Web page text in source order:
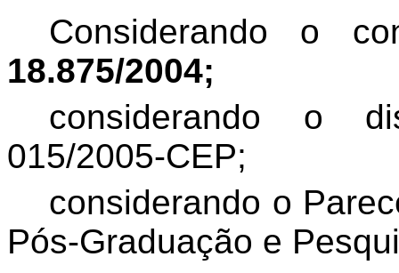
Considerando o
18.875/2004;
considerando o
015/2005-CEP;
considerando o
Pós-Graduação e